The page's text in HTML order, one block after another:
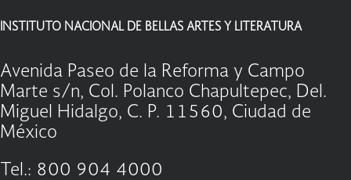
INSTITUTO NACIONAL DE BELLAS ARTES Y LITERATURA
Avenida Paseo de la Reforma y Campo
Marte s/n, Col. Polanco Chapultepec, Del.
Miguel Hidalgo, C. P. 11560, Ciudad de
México
Tel.: 800 904 4000